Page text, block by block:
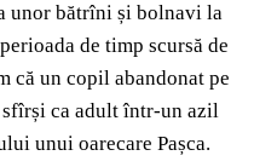
unor bătrîni și bolnavi la
de timp scursă de
că un copil abandonat pe
ca adult într-un azil
unui oarecare Pașca.